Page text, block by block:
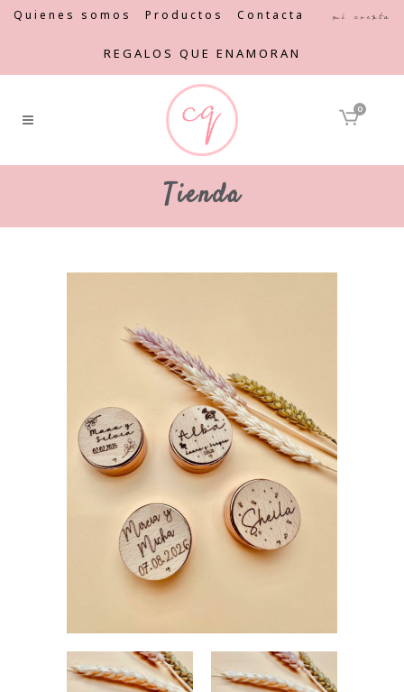
Quienes somos Productos Contacta Mi cuenta
REGALOS QUE ENAMORAN
0
Tienda